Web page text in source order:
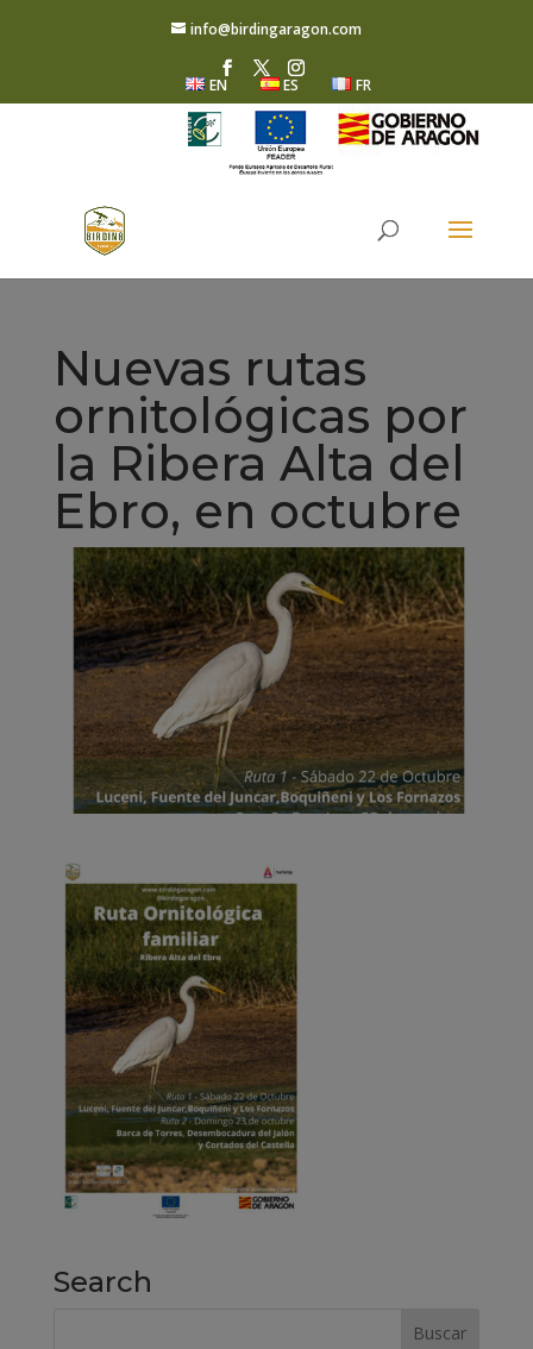
info@birdingaragon.com
EN ES FR
Nuevas rutas
ornitológicas por
la Ribera Alta del
Ebro, en octubre
Search